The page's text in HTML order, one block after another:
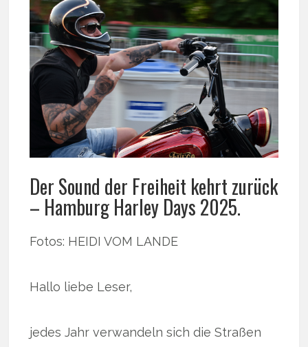
Der Sound der Freiheit kehrt zurück
– Hamburg Harley Days 2025.
Fotos: HEIDI VOM LANDE
Hallo liebe Leser,
jedes Jahr verwandeln sich die Straßen